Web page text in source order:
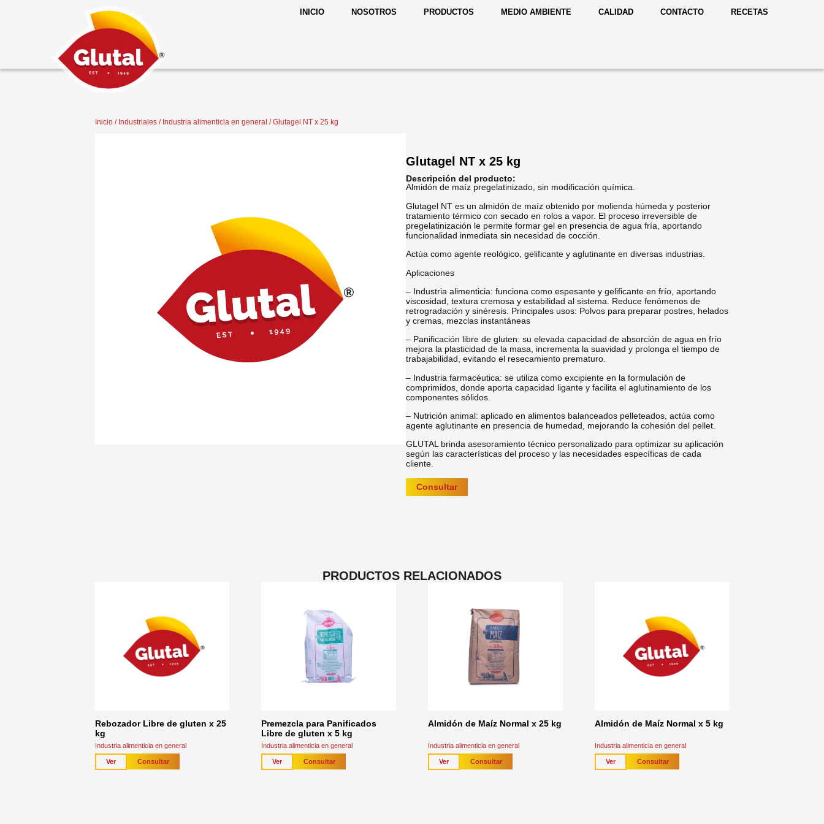
INICIO NOSOTROS PRODUCTOS MEDIO AMBIENTE CALIDAD CONTACTO RECETAS
Inicio/ Industriales/ Industria alimenticia en general / Glutagel NT x 25 kg
Glutagel NT x 25 kg
Descripción del producto:
Almidón de maíz pregelatinizado, sin modificación química.
Glutagel NT es un almidón de maíz obtenido por molienda húmeda y posterior
tratamiento térmico con secado en rolos a vapor. El proceso irreversible de
pregelatinización le permite formar gel en presencia de agua fría, aportando
funcionalidad inmediata sin necesidad de cocción.
Actúa como agente reológico, gelificante y aglutinante en diversas industrias.
Aplicaciones
– Industria alimenticia: funciona como espesante y gelificante en frío, aportando
viscosidad, textura cremosa y estabilidad al sistema. Reduce fenómenos de
retrogradación y sinéresis. Principales usos: Polvos para preparar postres, helados
y cremas, mezclas instantáneas
– Panificación libre de gluten: su elevada capacidad de absorción de agua en frío
mejora la plasticidad de la masa, incrementa la suavidad y prolonga el tiempo de
trabajabilidad, evitando el resecamiento prematuro.
– Industria farmacéutica: se utiliza como excipiente en la formulación de
comprimidos, donde aporta capacidad ligante y facilita el aglutinamiento de los
componentes sólidos.
– Nutrición animal: aplicado en alimentos balanceados pelleteados, actúa como
agente aglutinante en presencia de humedad, mejorando la cohesión del pellet.
GLUTAL brinda asesoramiento técnico personalizado para optimizar su aplicación
según las características del proceso y las necesidades específicas de cada
cliente.
Consultar
PRODUCTOS RELACIONADOS
Rebozador Libre de gluten x 25
kg
Industria alimenticia en general
Ver Consultar
Premezcla para Panificados
Libre de gluten x 5 kg
Industria alimenticia en general
Ver Consultar
Almidón de Maíz Normal x 25 kg
Industria alimenticia en general
Ver Consultar
Almidón de Maíz Normal x 5 kg
Industria alimenticia en general
Ver Consultar